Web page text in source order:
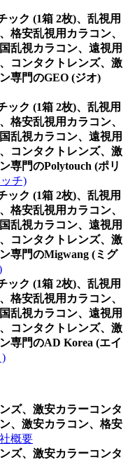
ック (1箱 2枚)、乱視用
格安乱視用カラコン、
乱視カラコン、遠視用
コンタクトレンズ、激
専門のGEO (ジオ)
ック (1箱 2枚)、乱視用
格安乱視用カラコン、
乱視カラコン、遠視用
コンタクトレンズ、激
専門のPolytouch (ポリ
チ)
ック (1箱 2枚)、乱視用
格安乱視用カラコン、
乱視カラコン、遠視用
コンタクトレンズ、激
専門のMigwang (ミグ
ック (1箱 2枚)、乱視用
格安乱視用カラコン、
乱視カラコン、遠視用
コンタクトレンズ、激
専門のAD Korea (エイ
)
ズ、激安カラーコンタ
、激安カラコン、格安
概要
ズ、激安カラーコンタ